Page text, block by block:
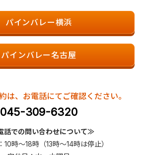
パインバレー横浜
パインバレー名古屋
は、お電話にてご確認ください。
045-309-6320
話での問い合わせについて≫
10時～18時（13時～14時は停止）